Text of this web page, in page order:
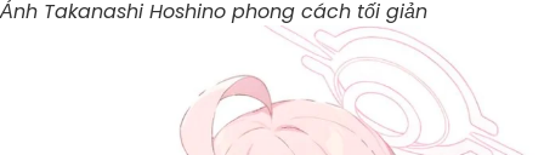
Ảnh Takanashi Hoshino phong cách tối giản